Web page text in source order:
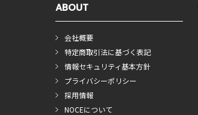
ABOUT
会社概要
特定商取引法に基づく表記
情報セキュリティ基本方針
プライバシーポリシー
採用情報
NOCEについて